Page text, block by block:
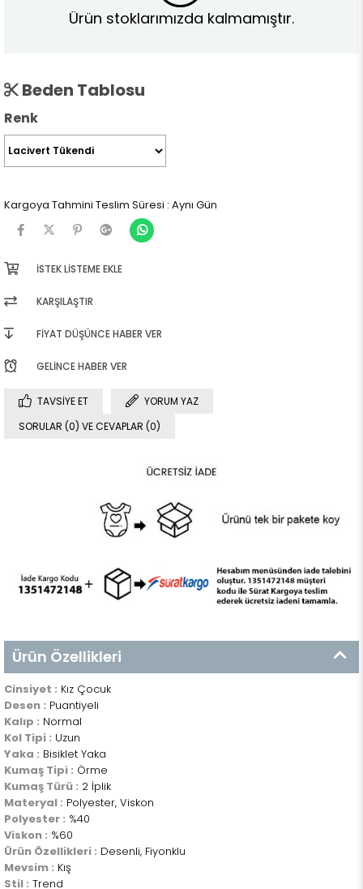
Ürün stoklarımızda kalmamıştır.
Beden Tablosu
Renk
Kargoya Tahmini Teslim Süresi : Aynı Gün
İSTEK LISTEME EKLE
KARŞILAŞTIR
FIYAT DÜŞÜNCE HABER VER
GELINCE HABER VER
TAVSIYE ET
YORUM YAZ
SORULAR (0) VE CEVAPLAR (0)
Ürün Özellikleri
Cinsiyet : Kız Çocuk
Desen : Puantiyeli
Kalıp : Normal
Kol Tipi : Uzun
Yaka : Bisiklet Yaka
Kumaş Tipi : Örme
Kumaş Türü : 2 İplik
Materyal : Polyester, Viskon
Polyester : %40
Viskon : %60
Ürün Özellikleri : Desenli, Fiyonklu
Mevsim : Kış
Stil : Trend